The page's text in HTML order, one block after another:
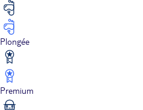
Plongée
Premium